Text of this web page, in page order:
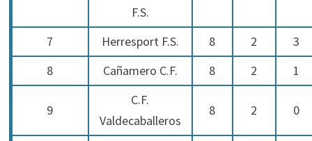
F.S.
7 Herresport F.S. 8 2
3
8
Cañamero C.F. 8 2 1
9
C.F.
Valdecaballeros
8 2 0